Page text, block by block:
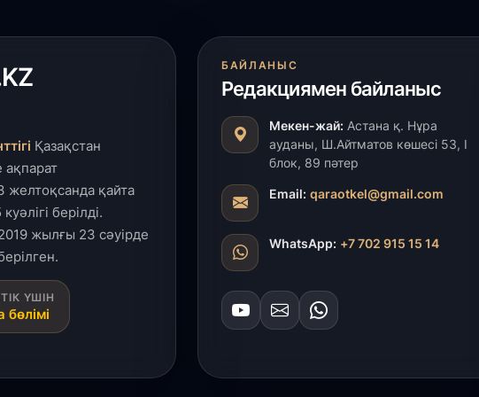
Қазақстан
желтоқсанда қайта
берілді.
жылғы 23 сәуірде
ҮШІН
БАЙЛАНЫС
Редакциямен байланыс
Мекен-жай: Астана қ. Нұра
ауданы, Ш.Айтматов көшесі 53, І
блок, 89 пәтер
Email: qaraotkel@gmail.com
WhatsApp: +7 702 915 15 14